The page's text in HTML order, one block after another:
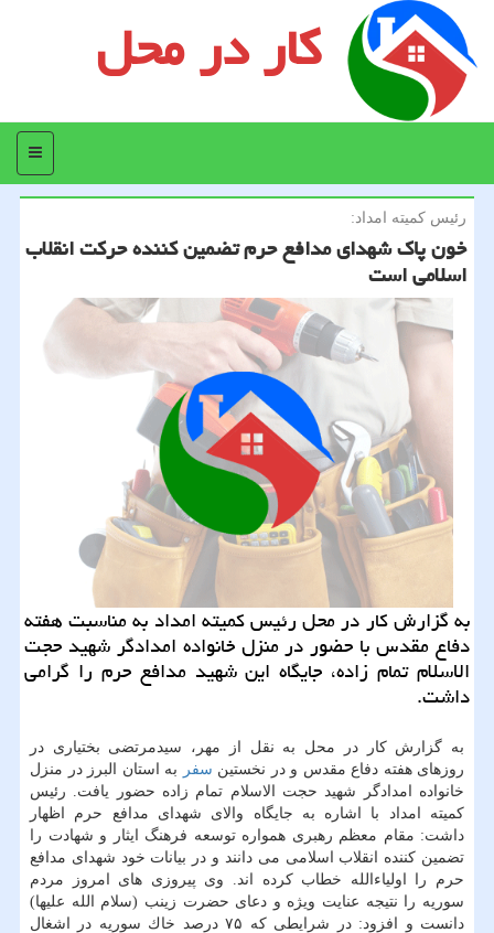
کار در محل
منو
رئیس كمیته امداد:
خون پاك شهدای مدافع حرم تضمین كننده حركت انقلاب
اسلامی است
به گزارش كار در محل رئیس كمیته امداد به مناسبت هفته
دفاع مقدس با حضور در منزل خانواده امدادگر شهید حجت
الاسلام تمام زاده، جایگاه این شهید مدافع حرم را گرامی
داشت.
به گزارش كار در محل به نقل از مهر، سیدمرتضی بختیاری در
روزهای هفته دفاع مقدس و در نخستین سفر
به استان البرز در منزل
خانواده امدادگر شهید حجت الاسلام تمام زاده حضور یافت. رئیس
كمیته امداد با اشاره به جایگاه والای شهدای مدافع حرم اظهار
داشت: مقام معظم رهبری همواره توسعه فرهنگ ایثار و شهادت را
تضمین كننده انقلاب اسلامی می دانند و در بیانات خود شهدای مدافع
حرم را اولیاءالله خطاب كرده اند. وی پیروزی های امروز مردم
سوریه را نتیجه عنایت ویژه و دعای حضرت زینب (سلام الله علیها)
دانست و افزود: در شرایطی كه ۷۵ درصد خاك سوریه در اشغال